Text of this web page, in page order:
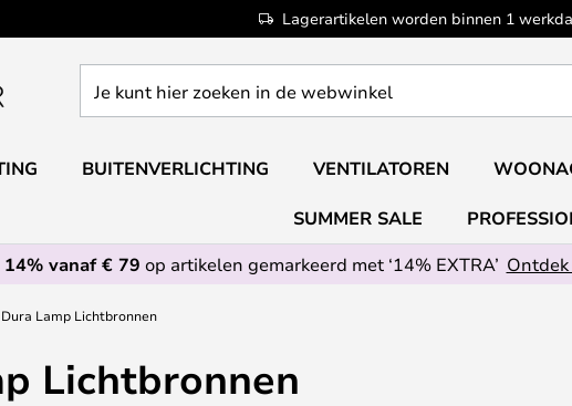
Lagerartikelen worden binnen 1
kunt
zoeken
webwinkel
BUITENVERLICHTING VENTILATOREN
SUMMER SALE
14% vanaf € 79 op artikelen gemarkeerd met ‘14% EXTRA’ Ontdek
Dura Lamp Lichtbronnen
Lichtbronnen